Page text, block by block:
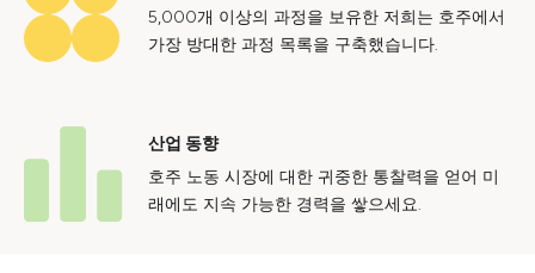
5,000개 이상의 과정을 보유한 저희는 호주에서
가장 방대한 과정 목록을 구축했습니다.
산업 동향
호주 노동 시장에 대한 귀중한 통찰력을 얻어 미
래에도 지속 가능한 경력을 쌓으세요.